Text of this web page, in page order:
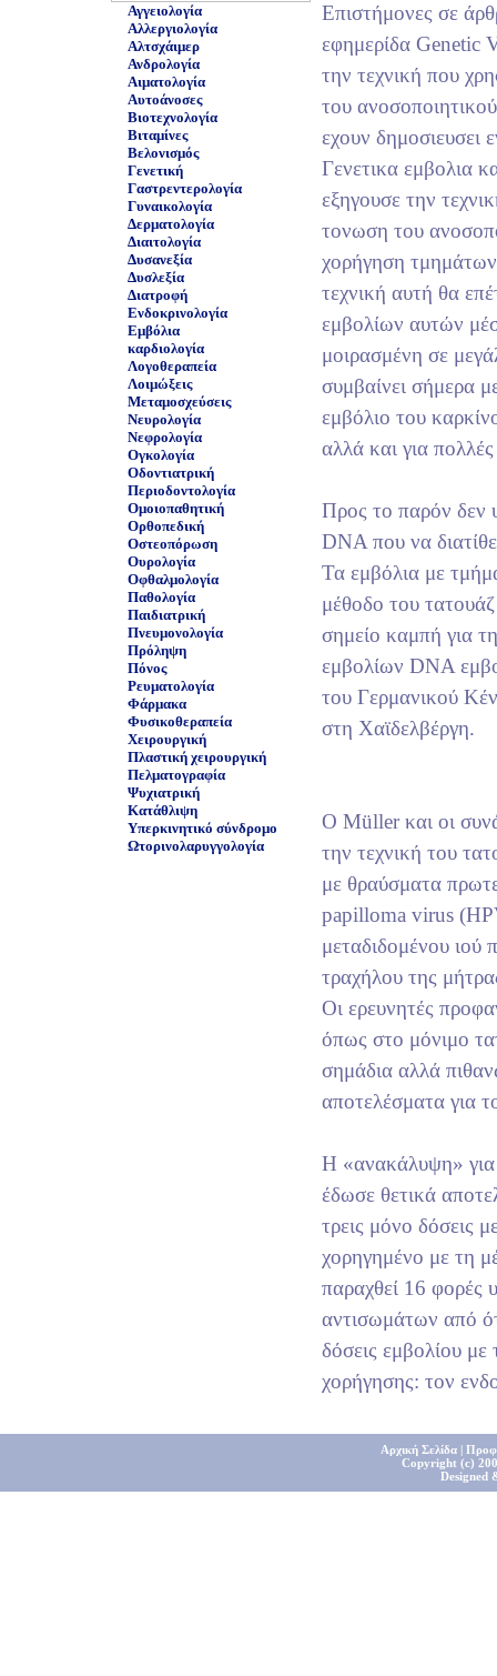
Αγγειολογία
Αλλεργιολογία
Αλτσχάιμερ
Ανδρολογία
Αιματολογία
Αυτοάνοσες
Βιοτεχνολογία
Βιταμίνες
Βελονισμός
Γενετική
Γαστρεντερολογία
Γυναικολογία
Δερματολογία
Διαιτολογία
Δυσανεξία
Δυσλεξία
Διατροφή
Ενδοκρινολογία
Εμβόλια
καρδιολογία
Λογοθεραπεία
Λοιμώξεις
Μεταμοσχεύσεις
Νευρολογία
Νεφρολογία
Ογκολογία
Οδοντιατρική
Περιοδοντολογία
Ομοιοπαθητική
Ορθοπεδική
Οστεοπόρωση
Ουρολογία
Οφθαλμολογία
Παθολογία
Παιδιατρική
Πνευμονολογία
Πρόληψη
Πόνος
Ρευματολογία
Φάρμακα
Φυσικοθεραπεία
Χειρουργική
Πλαστική χειρουργική
Πελματογραφία
Ψυχιατρική
Κατάθλιψη
Υπερκινητικό σύνδρομο
Ωτορινολαρυγγολογία
Επιστήμονες σε
εφημερίδα Genetic
την τεχνική που
του
εχουν δημοσιευσει
Γενετικα εμβολια
εξηγουσε την
τονωση του
χορήγηση
τεχνική αυτή θα
εμβολίων αυτών
μοιρασμένη σε
συμβαίνει σήμερα
εμβόλιο του
αλλά και για πολλές
Προς το παρόν δεν
DNA που να
Τα εμβόλια με
μέθοδο του
σημείο καμπή για
εμβολίων DNA
του Γερμανικού
στη Χαϊδελβέργη.
Ο Müller και οι
την τεχνική του
με θραύσματα
papilloma virus
μεταδιδομένου ιού
τραχήλου της
Oι ερευνητές
όπως στο μόνιμο
σημάδια αλλά
αποτελέσματα για
Η «ανακάλυψη»
έδωσε θετικά
τρεις μόνο δόσεις
χορηγημένο με τη
παραχθεί 16 φορές
αντισωμάτων από
δόσεις εμβολίου
χορήγησης: τον
Αρχική Σελίδα|
Copyright (c)
Designed